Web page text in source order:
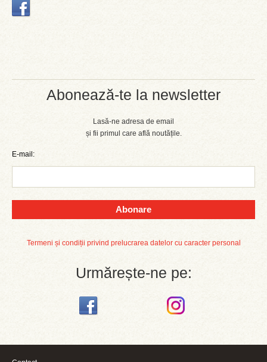
Abonează-te la newsletter
Lasă-ne adresa de email
și fii primul care află noutățile.
E-mail:
Abonare
Termeni și condiții privind prelucrarea datelor cu caracter personal
Urmărește-ne pe: